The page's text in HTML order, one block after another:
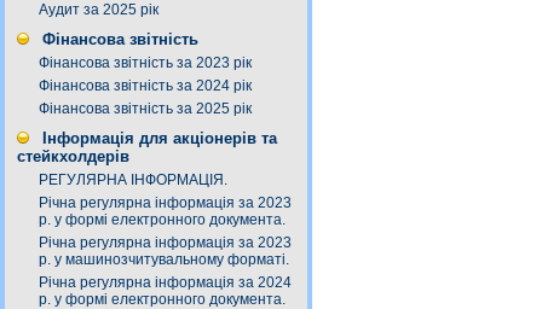
Аудит за 2025 рік
Фінансова звітність
Фінансова звітність за 2023 рік
Фінансова звітність за 2024 рік
Фінансова звітність за 2025 рік
Інформація для акціонерів та
стейкхолдерів
РЕГУЛЯРНА ІНФОРМАЦІЯ.
Річна регулярна інформація за 2023
р. у формі електронного документа.
Річна регулярна інформація за 2023
р. у машинозчитувальному форматі.
Річна регулярна інформація за 2024
р. у формі електронного документа.